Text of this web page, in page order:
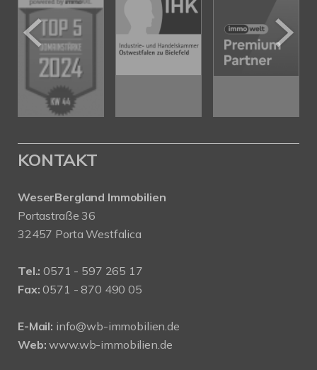
KONTAKT
WeserBergland Immobilien
Portastraße 36
32457 Porta Westfalica
Tel.: 0571 - 597 265 17
Fax: 0571 - 870 490 05
E-Mail: info@wb-immobilien.de
Web: www.wb-immobilien.de